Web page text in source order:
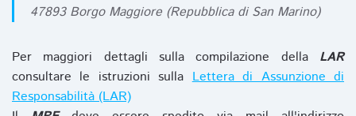
47893 Borgo Maggiore (Repubblica di San Marino)
Per maggiori dettagli sulla compilazione della LAR
consultare le istruzioni sullaLettera di Assunzione di
Responsabilità (LAR)